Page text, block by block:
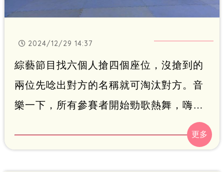
2024/12/29 14:37
綜藝節目找六個人搶四個座位，沒搶到的
兩位先唸出對方的名稱就可淘汰對方。音
樂一下，所有參賽者開始勁歌熱舞，嗨翻
全場，音樂一停，沒搶到座位的穎樂迅速
指認莊敬高職同學的代號「烤肉捲」，以